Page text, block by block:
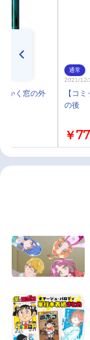
かく窓の外
通常
2021/12/
【コ
の後
￥